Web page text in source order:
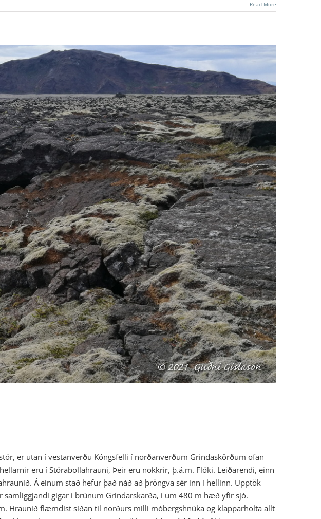
Read More
er utan í vestanverðu Kóngsfelli í norðanverðum Grindaskörðum ofan
eru í Stórabollahrauni, Þeir eru nokkrir, þ.á.m. Flóki. Leiðarendi, einn
Á einum stað hefur það náð að þröngva sér inn í hellinn. Upptök
gígar í brúnum Grindarskarða, í um 480 m hæð yfir sjó.
Hraunið flæmdist síðan til norðurs milli móbergshnúka og klapparholta allt